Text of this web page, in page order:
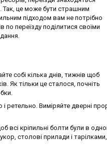
Так, це може бути страшним
підходом вам не потрібно
по переїзду поділитися своїми
собі кілька днів, тижнів щоб
Як тільки це сталося, почніть
ретельно. Виміряйте дверні
кріпильні болти були в
столові прилади і